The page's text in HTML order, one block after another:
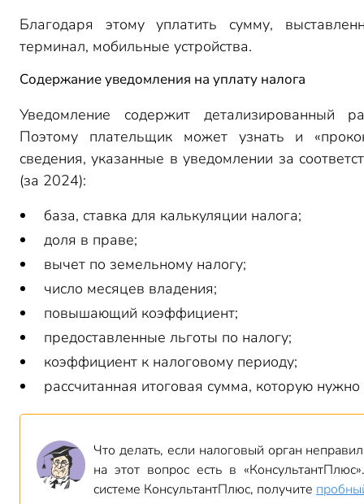
Благодаря этому уплатить сумму,
терминал, мобильные устройства.
Содержание уведомления на уплату налога
Уведомление содержит детализированный
Поэтому плательщик может узнать и
сведения, указанные в уведомлении за
(за 2024):
база, ставка для калькуляции налога;
доля в праве;
вычет по земельному налогу;
число месяцев владения;
повышающий коэффициент;
предоставленные льготы по налогу;
коэффициент к налоговому периоду;
рассчитанная итоговая сумма, которую нужно
Что делать, если налоговый орган
на этот вопрос есть в
системе КонсультантПлюс, получите